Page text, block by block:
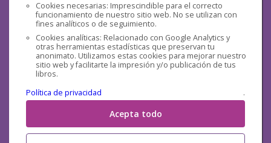
Cookies necesarias: Imprescindible para el correcto
funcionamiento de nuestro sitio web. No se utilizan con
fines analíticos o de seguimiento.
Cookies analíticas: Relacionado con Google Analytics y
otras herramientas estadísticas que preservan tu
anonimato. Utilizamos estas cookies para mejorar nuestro
sitio web y facilitarte la impresión y/o publicación de tus
libros.
Política de privacidad
.
Acepta todo
Redes sociales